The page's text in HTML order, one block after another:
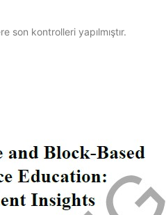
son kontrolleri yapılmıştır.